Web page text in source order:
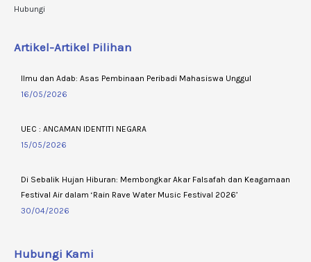
Hubungi
Artikel-Artikel Pilihan
Ilmu dan Adab: Asas Pembinaan Peribadi Mahasiswa Unggul
16/05/2026
UEC : ANCAMAN IDENTITI NEGARA
15/05/2026
Di Sebalik Hujan Hiburan: Membongkar Akar Falsafah dan Keagamaan
Festival Air dalam ‘Rain Rave Water Music Festival 2026’
30/04/2026
Hubungi Kami